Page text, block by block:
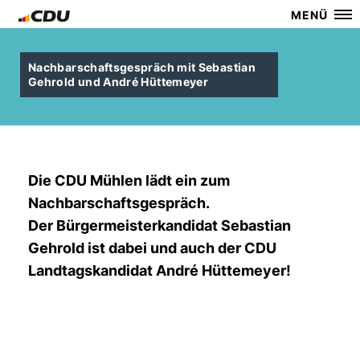
MENÜ
Nachbarschaftsgespräch mit Sebastian
Gehrold und André Hüttemeyer
Die CDU Mühlen lädt ein zum
Nachbarschaftsgespräch.
Der Bürgermeisterkandidat Sebastian
Gehrold ist dabei und auch der CDU
Landtagskandidat André Hüttemeyer!